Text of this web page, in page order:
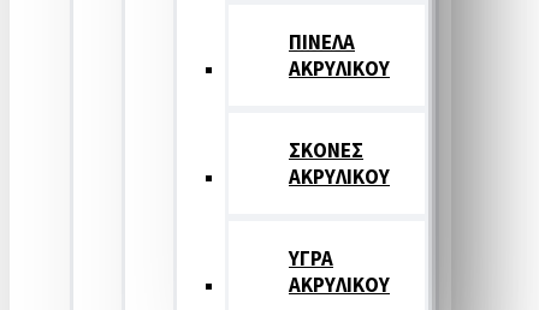
ΠΙΝΕΛΑ
ΑΚΡΥΛΙΚΟΥ
ΣΚΟΝΕΣ
ΑΚΡΥΛΙΚΟΥ
ΥΓΡΑ
ΑΚΡΥΛΙΚΟΥ